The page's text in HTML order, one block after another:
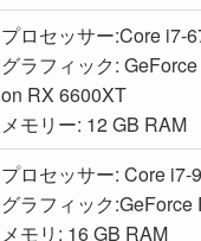
プロセッサー:Core i7-
グラフィック:
on RX 6600XT
メモリー: 12 GB RAM
プロセッサー: Core i7-
グラフィック
メモリ: 16 GB RAM